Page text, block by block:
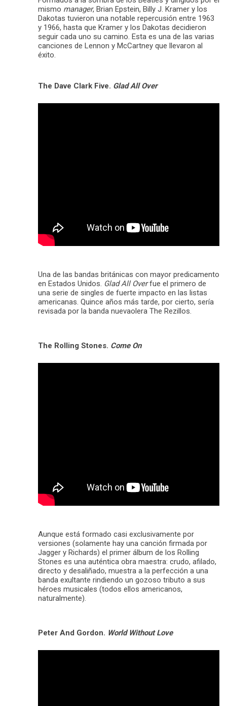
mismo manager, Brian Epstein, Billy J. Kramer y los
Dakotas tuvieron una notable repercusión entre 1963
y 1966, hasta que Kramer y los Dakotas decidieron
seguir cada uno su camino. Esta es una de las varias
canciones de Lennon y McCartney que llevaron al
éxito.
The Dave Clark Five. Glad All Over
Una de las bandas británicas con mayor predicamento
en Estados Unidos. Glad All Overfue el primero de
una serie de singles de fuerte impacto en las listas
americanas. Quince años más tarde, por cierto, sería
revisada por la banda nuevaolera The Rezillos.
The Rolling Stones. Come On
Aunque está formado casi exclusivamente por
versiones (solamente hay una canción firmada por
Jagger y Richards) el primer álbum de los Rolling
Stones es una auténtica obra maestra: crudo, afilado,
directo y desaliñado, muestra a la perfección a una
banda exultante rindiendo un gozoso tributo a sus
héroes musicales (todos ellos americanos,
naturalmente).
Peter And Gordon. World Without Love